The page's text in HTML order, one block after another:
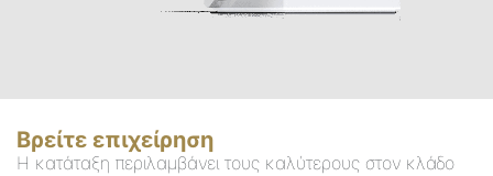
Βρείτε επιχείρηση
Η κατάταξη περιλαμβάνει τους καλύτερους στον κλάδο